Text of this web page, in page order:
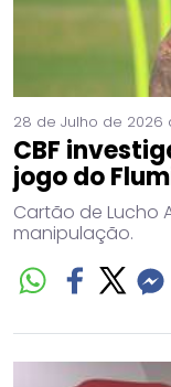
28 de Julho de 2026
CBF
jogo do
Cartão de Lucho
manipulação.